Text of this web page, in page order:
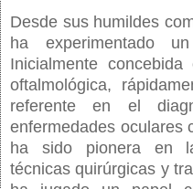
Desde sus humildes
ha experimentado
Inicialmente
oftalmológica,
referente en el
enfermedades oculares
ha sido pionera en
técnicas quirúrgicas y